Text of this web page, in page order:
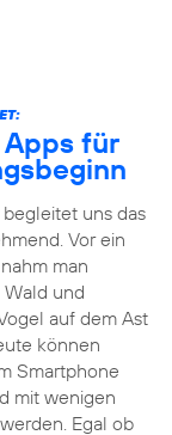
für
uns das
Vor ein
man
und
auf dem Ast
können
Smartphone
mit wenigen
Egal ob